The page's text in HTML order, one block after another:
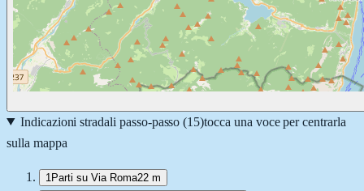
Indicazioni stradali passo-passo (15)tocca una voce per centrarla
sulla mappa
1 Parti su Via Roma22 m